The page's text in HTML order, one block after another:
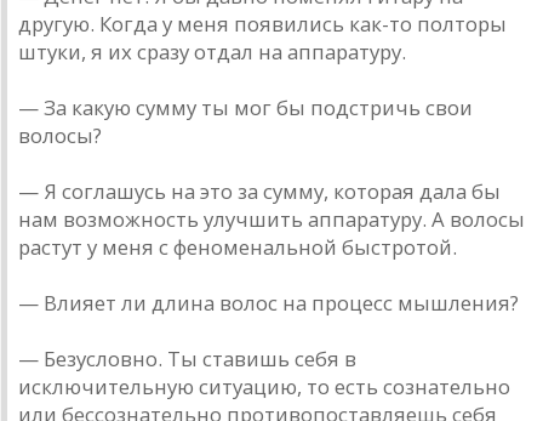
другую. Когда у меня появились как-то полторы
штуки, я их сразу отдал на аппаратуру.
— За какую сумму ты мог бы подстричь свои
волосы?
— Я соглашусь на это за сумму, которая дала бы
нам возможность улучшить аппаратуру. А волосы
растут у меня с феноменальной быстротой.
— Влияет ли длина волос на процесс мышления?
— Безусловно. Ты ставишь себя в
исключительную ситуацию, то есть сознательно
или бессознательно противопоставляешь себя